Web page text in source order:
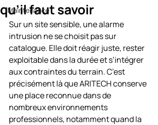
Maintenance
qu’il faut savoir
Sur un site sensible, une alarme
intrusion ne se choisit pas sur
catalogue. Elle doit réagir juste, rester
exploitable dans la durée et s’intégrer
aux contraintes du terrain. C’est
précisément là que ARITECH conserve
une place reconnue dans de
nombreux environnements
professionnels, notamment quand la